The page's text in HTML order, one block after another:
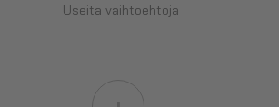
Useita vaihtoehtoja